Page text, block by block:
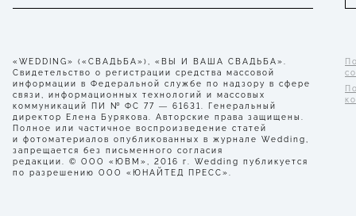
«WEDDING» («СВАДЬБА»), «ВЫ И ВАША СВАДЬБА».
Свидетельство о регистрации средства массовой
информации в Федеральной службе по надзору в сфере
связи, информационных технологий и массовых
коммуникаций ПИ № ФС 77 — 61631. Генеральный
директор Елена Бурякова. Авторские права защищены.
Полное или частичное воспроизведение статей
и фотоматериалов опубликованных в журнале Wedding,
запрещается без письменного согласия
редакции. © ООО «ЮВМ», 2016 г. Wedding публикуется
по разрешению ООО «ЮНАЙТЕД ПРЕСС».